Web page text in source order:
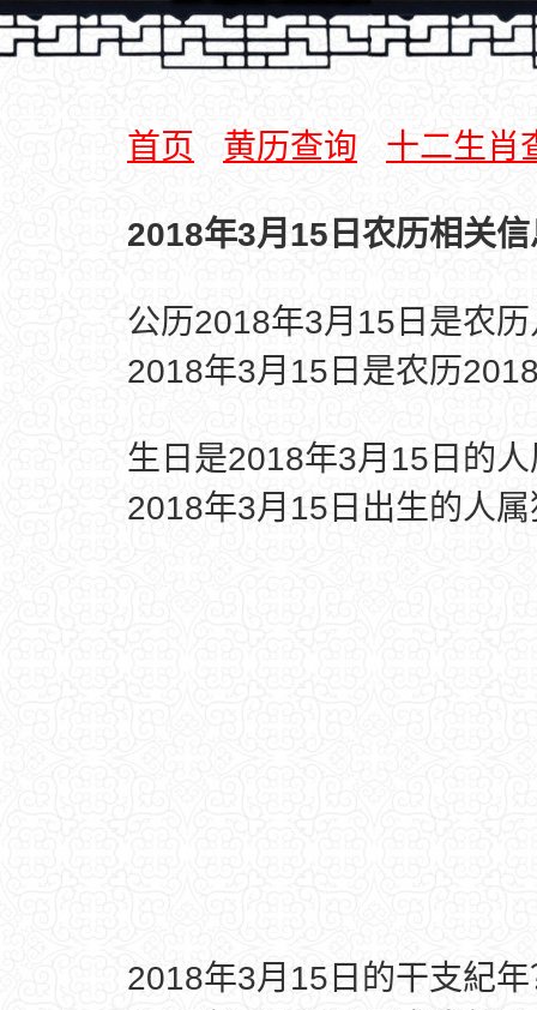
首页 黄历查询 十二生肖
2018年3月15日农历相关
公历2018年3月15日是农
2018年3月15日是农历
生日是2018年3月15日的
2018年3月15日出生的人
2018年3月15日的干支紀年